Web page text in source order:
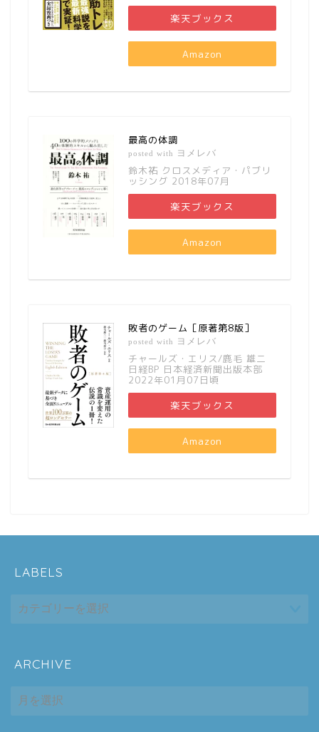
楽天ブックス
Amazon
最高の体調
posted with ヨメレバ
鈴木祐 クロスメディア・パブリ
ッシング 2018年07月
楽天ブックス
Amazon
敗者のゲーム［原著第8版］
posted with ヨメレバ
チャールズ・エリス/鹿毛 雄二
日経BP 日本経済新聞出版本部
2022年01月07日頃
楽天ブックス
Amazon
LABELS
ARCHIVE
ARCHIVE